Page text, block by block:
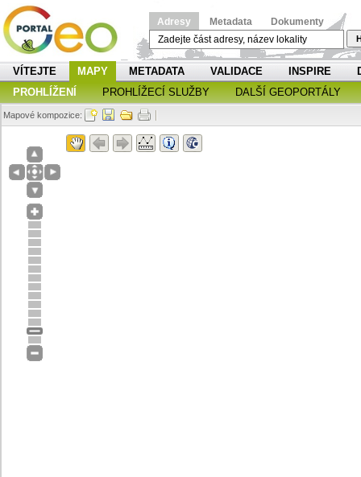
Adresy Metadata Dokumenty
VÍTEJTE MAPY METADATA VALIDACE INSPIRE
PROHLÍŽENÍ
PROHLÍŽECÍ SLUŽBY DALŠÍ GEOPORTÁLY
Mapové kompozice: